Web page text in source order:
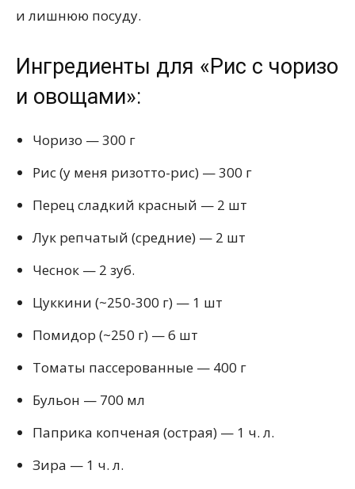
и лишнюю посуду.
Ингредиенты для «Рис с чоризо
и овощами»:
Чоризо — 300 г
Рис (у меня ризотто-рис) — 300 г
Перец сладкий красный — 2 шт
Лук репчатый (средние) — 2 шт
Чеснок — 2 зуб.
Цуккини (~250-300 г) — 1 шт
Помидор (~250 г) — 6 шт
Томаты пассерованные — 400 г
Бульон — 700 мл
Паприка копченая (острая) — 1 ч. л.
Зира — 1 ч. л.